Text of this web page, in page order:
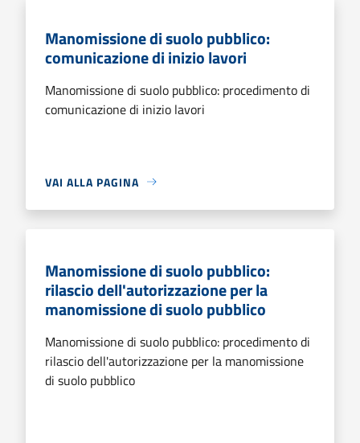
Manomissione di suolo pubblico:
comunicazione di inizio lavori
Manomissione di suolo pubblico: procedimento di
comunicazione di inizio lavori
VAI ALLA PAGINA
Manomissione di suolo pubblico:
rilascio dell'autorizzazione per la
manomissione di suolo pubblico
Manomissione di suolo pubblico: procedimento di
rilascio dell'autorizzazione per la manomissione
di suolo pubblico